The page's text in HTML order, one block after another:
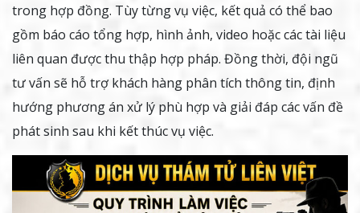
trong hợp đồng. Tùy từng vụ việc, kết quả có thể bao
gồm báo cáo tổng hợp, hình ảnh, video hoặc các tài liệu
liên quan được thu thập hợp pháp. Đồng thời, đội ngũ
tư vấn sẽ hỗ trợ khách hàng phân tích thông tin, định
hướng phương án xử lý phù hợp và giải đáp các vấn đề
phát sinh sau khi kết thúc vụ việc.